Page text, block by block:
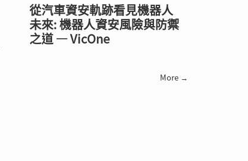
從汽車資安軌跡看見機器人
未來: 機器人資安風險與防禦
之道 — VicOne
More →